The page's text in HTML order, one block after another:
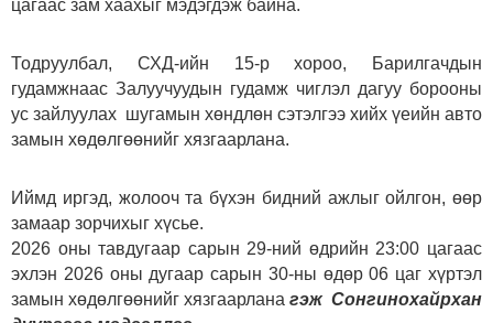
цагаас зам хаахыг мэдэгдэж байна.
Тодруулбал, СХД-ийн 15-р хороо, Барилгачдын
гудамжнаас Залуучуудын гудамж чиглэл дагуу борооны
ус зайлуулах шугамын хөндлөн сэтэлгээ хийх үеийн авто
замын хөдөлгөөнийг хязгаарлана.
Иймд иргэд, жолооч та бүхэн бидний ажлыг ойлгон, өөр
замаар зорчихыг хүсье.
2026 оны тавдугаар сарын 29-ний өдрийн 23:00 цагаас
эхлэн 2026 оны дугаар сарын 30-ны өдөр 06 цаг хүртэл
замын хөдөлгөөнийг хязгаарлана гэж Сонгинохайрхан